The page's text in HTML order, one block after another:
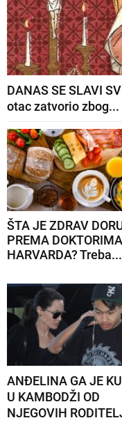
DANAS SE SLAVI
otac zatvorio zbog...
ŠTA JE ZDRAV
PREMA
HARVARDA? Treba...
ANĐELINA GA JE
U KAMBODŽI OD
NJEGOVIH